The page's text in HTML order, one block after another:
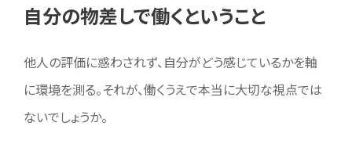
自分の物差しで働くということ
他人の評価に惑わされず、自分がどう感じているかを軸
に環境を測る。それが、働くうえで本当に大切な視点では
ないでしょうか。